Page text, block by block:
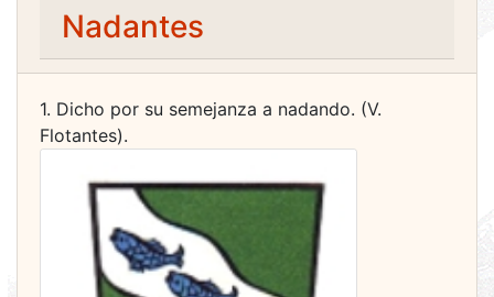
Nadantes
1. Dicho por su semejanza a nadando. (V.
Flotantes).